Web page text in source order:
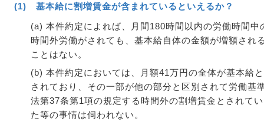
(1) 基本給に割増賃金が含まれているといえるか？
(a) 本件約定によれば、月間180時間以内の労働時間中
時間外労働がされても、基本給自体の金額が増額され
ことはない。
(b) 本件約定においては、月額41万円の全体が基本給と
されており、その一部が他の部分と区別されて労働基
法第37条第1項の規定する時間外の割増賃金とされてい
た等の事情は伺われない。